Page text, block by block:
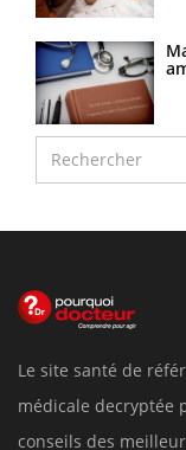
Le site santé de
médicale decryptée
conseils des